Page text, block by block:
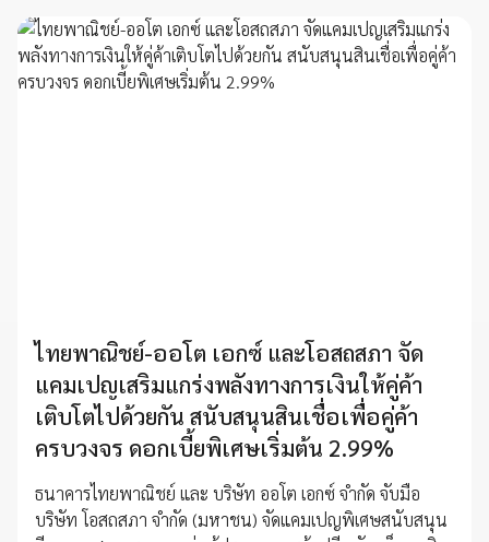
ไทยพาณิชย์-ออโต เอกซ์ และโอสถสภา จัด
แคมเปญเสริมแกร่งพลังทางการเงินให้คู่ค้า
เติบโตไปด้วยกัน สนับสนุนสินเชื่อเพื่อคู่ค้า
ครบวงจร ดอกเบี้ยพิเศษเริ่มต้น 2.99%
ธนาคารไทยพาณิชย์ และ บริษัท ออโต เอกซ์ จำกัด จับมือ
บริษัท โอสถสภา จำกัด (มหาชน) จัดแคมเปญพิเศษสนับสนุน